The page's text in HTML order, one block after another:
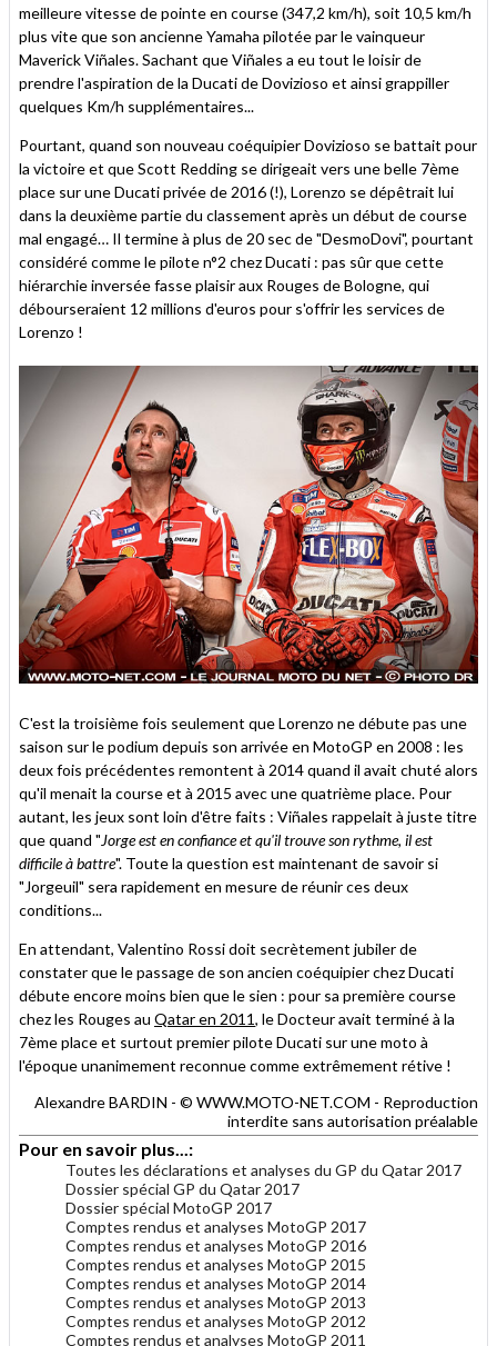
meilleure vitesse de pointe en course (347,2 km/h), soit 10,5 km/h
plus vite que son ancienne Yamaha pilotée par le vainqueur
Maverick Viñales. Sachant que Viñales a eu tout le loisir de
prendre l'aspiration de la Ducati de Dovizioso et ainsi grappiller
quelques Km/h supplémentaires...
Pourtant, quand son nouveau coéquipier Dovizioso se battait pour
la victoire et que Scott Redding se dirigeait vers une belle 7ème
place sur une Ducati privée de 2016 (!), Lorenzo se dépêtrait lui
dans la deuxième partie du classement après un début de course
mal engagé… Il termine à plus de 20 sec de "DesmoDovi", pourtant
considéré comme le pilote n°2 chez Ducati : pas sûr que cette
hiérarchie inversée fasse plaisir aux Rouges de Bologne, qui
débourseraient 12 millions d'euros pour s'offrir les services de
Lorenzo !
C'est la troisième fois seulement que Lorenzo ne débute pas une
saison sur le podium depuis son arrivée en MotoGP en 2008 : les
deux fois précédentes remontent à 2014 quand il avait chuté alors
qu'il menait la course et à 2015 avec une quatrième place. Pour
autant, les jeux sont loin d'être faits : Viñales rappelait à juste titre
que quand "Jorge est en confiance et qu'il trouve son rythme, il est
difficile à battre". Toute la question est maintenant de savoir si
"Jorgeuil" sera rapidement en mesure de réunir ces deux
conditions...
En attendant, Valentino Rossi doit secrètement jubiler de
constater que le passage de son ancien coéquipier chez Ducati
débute encore moins bien que le sien : pour sa première course
chez les Rouges au Qatar en 2011, le Docteur avait terminé à la
7ème place et surtout premier pilote Ducati sur une moto à
l'époque unanimement reconnue comme extrêmement rétive !
Alexandre BARDIN - © WWW.MOTO-NET.COM - Reproduction
interdite sans autorisation préalable
Pour en savoir plus...:
Toutes les déclarations et analyses du GP du Qatar 2017
Dossier spécial GP du Qatar 2017
Dossier spécial MotoGP 2017
Comptes rendus et analyses MotoGP 2017
Comptes rendus et analyses MotoGP 2016
Comptes rendus et analyses MotoGP 2015
Comptes rendus et analyses MotoGP 2014
Comptes rendus et analyses MotoGP 2013
Comptes rendus et analyses MotoGP 2012
Comptes rendus et analyses MotoGP 2011